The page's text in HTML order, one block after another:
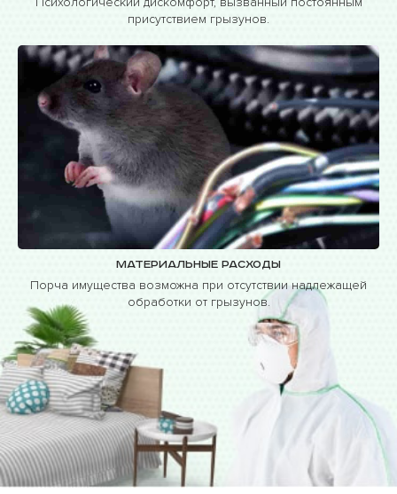
присутствием грызунов.
Материальные расходы
Порча имущества возможна при отсутствии надлежащей
обработки от грызунов.